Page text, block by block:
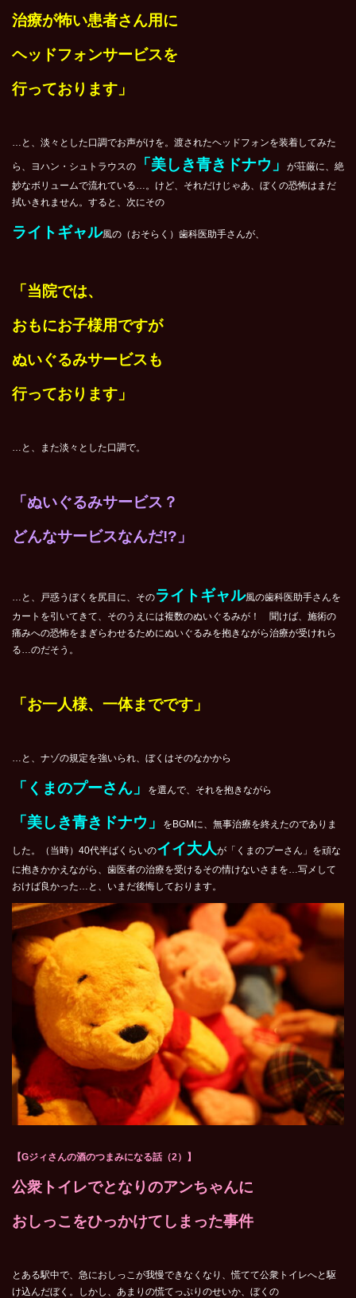
治療が怖い患者さん用に
ヘッドフォンサービスを
行っております」
…と、淡々とした口調でお声がけを。渡されたヘッドフォンを装着してみた
ら、ヨハン・シュトラウスの 「美しき青きドナウ」
が荘厳に、絶
妙なボリュームで流れている…。けど、それだけじゃあ、ぼくの恐怖はまだ
拭いきれません。すると、次にその
ライトギャル風の（おそらく）歯科医助手さんが、
「当院では、
おもにお子様用ですが
ぬいぐるみサービスも
行っております」
…と、また淡々とした口調で。
「ぬいぐるみサービス？
どんなサービスなんだ!?」
…と、戸惑うぼくを尻目に、そのライトギャル風の歯科医助手さんを
カートを引いてきて、そのうえには複数のぬいぐるみが！ 聞けば、施術の
痛みへの恐怖をまぎらわせるためにぬいぐるみを抱きながら治療が受けれら
る…のだそう。
「お一人様、一体までです」
…と、ナゾの規定を強いられ、ぼくはそのなかから
「くまのプーさん」 を選んで、それを抱きながら
「美しき青きドナウ」 をBGMに、無事治療を終えたのでありま
した。（当時）40代半ばくらいのイイ大人 が「くまのプーさん」を頑な
に抱きかかえながら、歯医者の治療を受けるその情けないさまを…写メして
おけば良かった…と、いまだ後悔しております。
【Gジィさんの酒のつまみになる話（2）】
公衆トイレでとなりのアンちゃんに
おしっこをひっかけてしまった事件
とある駅中で、急におしっこが我慢できなくなり、慌てて公衆トイレへと駆
け込んだぼく。しかし、あまりの慌てっぷりのせいか、ぼくの